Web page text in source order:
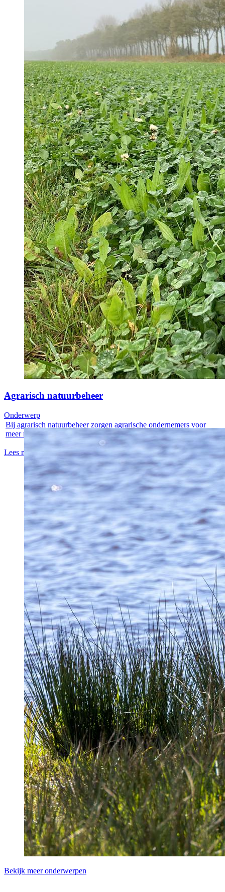
Agrarisch natuurbeheer
Bij agrarisch natuurbeheer zorgen agrarische ondernemers voor
meer natuur op...
Lees meer
Onderwerp
Bekijk meer onderwerpen